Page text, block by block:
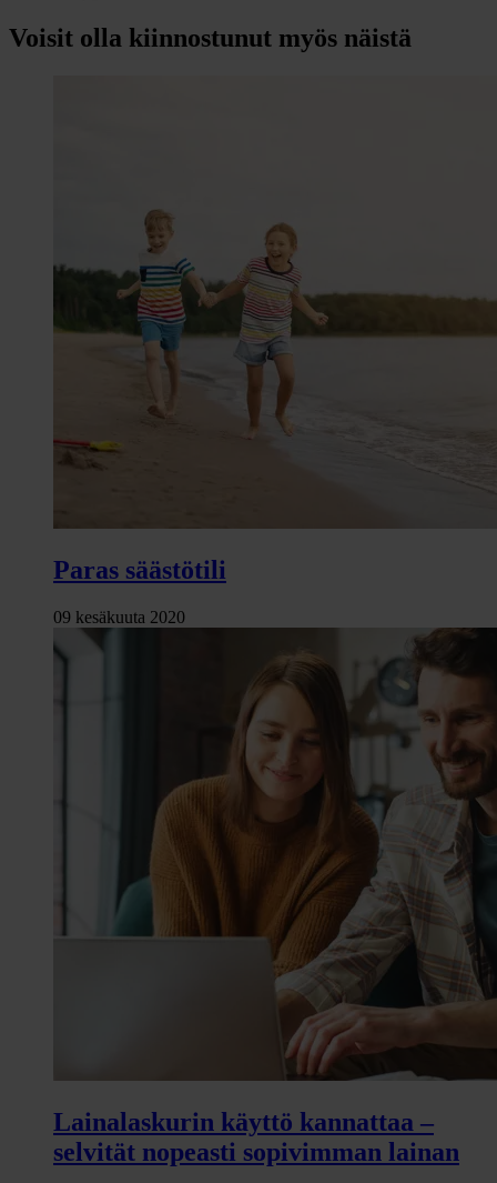
Voisit olla kiinnostunut myös näistä
Paras säästötili
09 kesäkuuta 2020
Lainalaskurin käyttö kannattaa –
selvität nopeasti sopivimman lainan